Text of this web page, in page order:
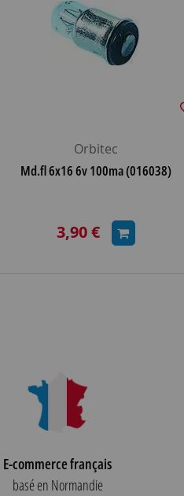
Orbitec
Md.fl 6x16 6v 100ma (016038)
3,90 €
E-commerce français
basé en Normandie